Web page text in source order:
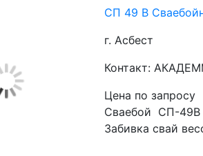
СП 49 В
г. Асбест
Контакт:
Цена по запросу
Сваебой  СП-49В
Забивка свай